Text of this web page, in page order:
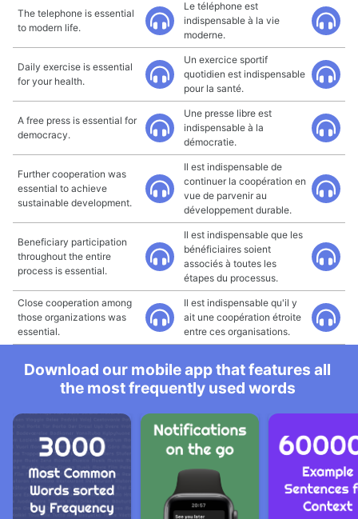
The telephone is essential
to modern life.
Le téléphone est
indispensable à la vie
moderne.
Daily exercise is essential
for your health.
Un exercice sportif
quotidien est indispensable
pour la santé.
A free press is essential for
democracy.
Une presse libre est
indispensable à la
démocratie.
Further cooperation was
essential to achieve
sustainable development.
Il est indispensable de
continuer la coopération en
vue de parvenir au
développement durable.
Beneficiary participation
throughout the entire
process is essential.
Il est indispensable que les
bénéficiaires soient
associés à toutes les
étapes du processus.
Close cooperation among
those organizations was
essential.
Il est indispensable qu'il y
ait une coopération étroite
entre ces organisations.
Download our mobile app that features all
the most frequently used words